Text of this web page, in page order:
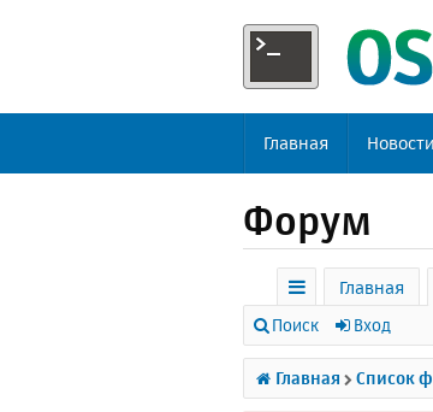
Главная Новости
Форум
с
ы
л
Главная
Поиск Вход
Главная Список